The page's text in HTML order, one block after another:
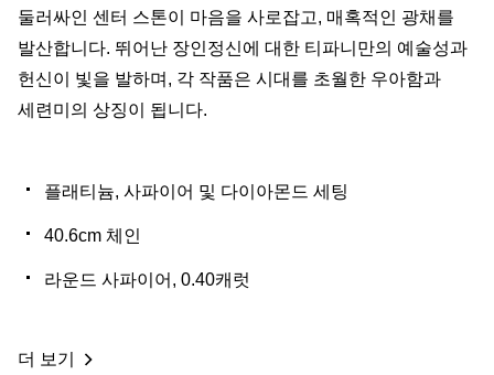
둘러싸인 센터 스톤이 마음을 사로잡고, 매혹적인 광채를
발산합니다. 뛰어난 장인정신에 대한 티파니만의 예술성과
헌신이 빛을 발하며, 각 작품은 시대를 초월한 우아함과
세련미의 상징이 됩니다.
플래티늄, 사파이어 및 다이아몬드 세팅
40.6cm 체인
라운드 사파이어, 0.40캐럿
더 보기